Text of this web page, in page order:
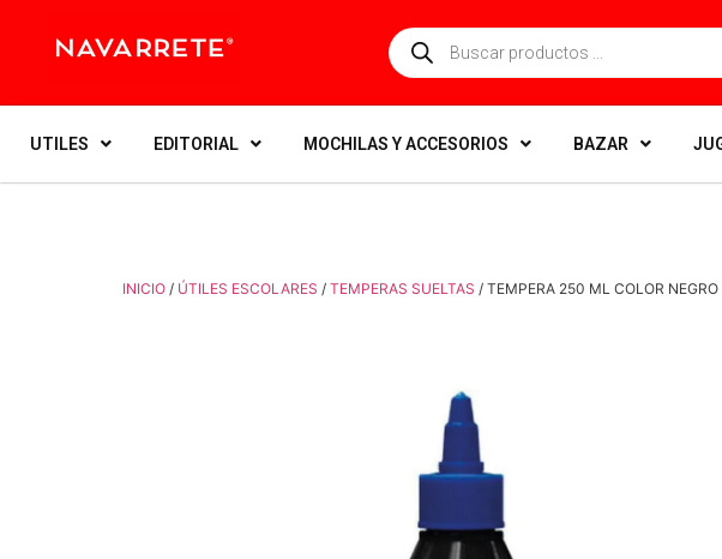
UTILES EDITORIAL MOCHILAS Y ACCESORIOS BAZAR
INICIO / ÚTILES ESCOLARES / TEMPERAS SUELTAS / TEMPERA 250 ML COLOR